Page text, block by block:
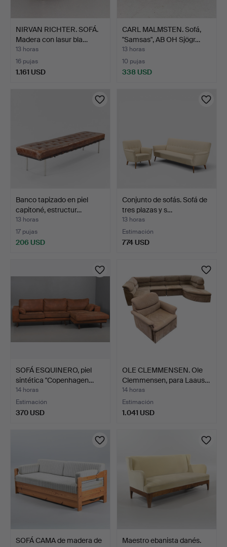
NIRVAN RICHTER. SOFÁ.
Madera con lasur bla…
13 horas
16 pujas
1.161 USD
CARL MALMSTEN. Sofá,
"Samsas", AB OH Sjögr…
13 horas
10 pujas
338 USD
Banco tapizado en piel
capitoné, estructur…
13 horas
17 pujas
206 USD
Conjunto de sofás. Sofá de
tres plazas y s…
13 horas
Estimación
774 USD
SOFÁ ESQUINERO, piel
sintética "Copenhagen…
14 horas
Estimación
370 USD
OLE CLEMMENSEN. Ole
Clemmensen, para Laaus…
14 horas
Estimación
1.041 USD
SOFÁ CAMA de madera de
Maestro ebanista danés.